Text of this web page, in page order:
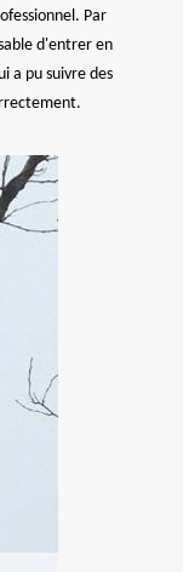
Par
d'entrer en
a pu suivre des